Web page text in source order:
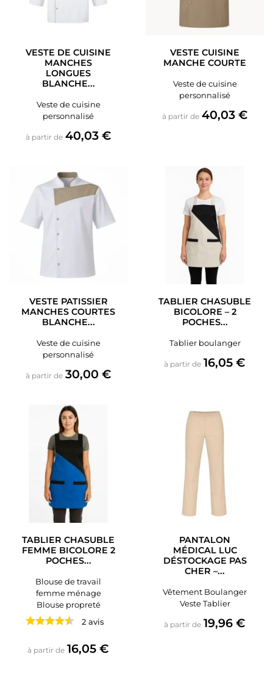
VESTE DE CUISINE
MANCHES
LONGUES
BLANCHE...
Veste de cuisine
personnalisé
à partir de Prix
40,03 €
VESTE CUISINE
MANCHE COURTE
Veste de cuisine
personnalisé
à partir de Prix
40,03 €
VESTE PATISSIER
MANCHES COURTES
BLANCHE...
Veste de cuisine
personnalisé
à partir de Prix
30,00 €
TABLIER CHASUBLE
BICOLORE – 2
POCHES...
Tablier boulanger
à partir de Prix
16,05 €
TABLIER CHASUBLE
FEMME BICOLORE 2
POCHES...
Blouse de travail
femme ménage
Blouse propreté
2 avis
à partir de Prix
16,05 €
PANTALON
MÉDICAL LUC
DÉSTOCKAGE PAS
CHER –...
Vêtement Boulanger
Veste Tablier
à partir de Prix
19,96 €